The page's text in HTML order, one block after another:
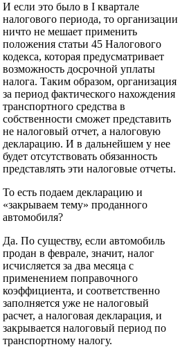
И если это было в I квартале
налогового периода, то организации
ничто не мешает применить
положения статьи 45 Налогового
кодекса, которая предусматривает
возможность досрочной уплаты
налога. Таким образом, организация
за период фактического нахождения
транспортного средства в
собственности сможет представить
не налоговый отчет, а налоговую
декларацию. И в дальнейшем у нее
будет отсутствовать обязанность
представлять эти налоговые отчеты.
То есть подаем декларацию и
«закрываем тему» проданного
автомобиля?
Да. По существу, если автомобиль
продан в феврале, значит, налог
исчисляется за два месяца с
применением поправочного
коэффициента, и соответственно
заполняется уже не налоговый
расчет, а налоговая декларация, и
закрывается налоговый период по
транспортному налогу.